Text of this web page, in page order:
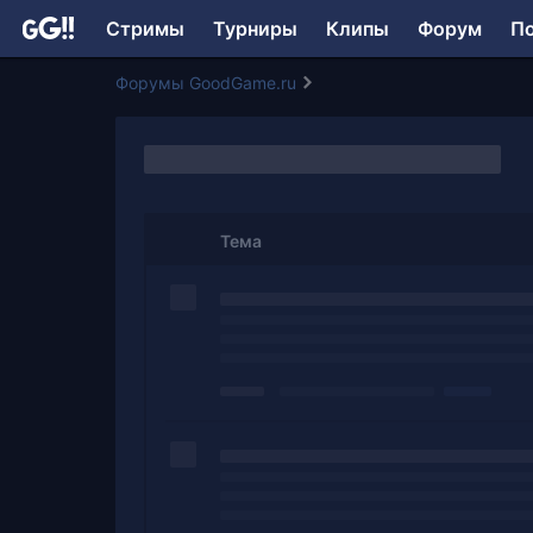
Стримы Турниры Клипы Форум
Форумы GoodGame.ru
Тема